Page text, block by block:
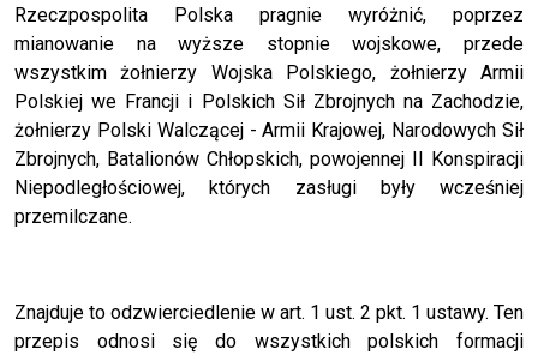
Rzeczpospolita Polska pragnie wyróżnić, poprzez
mianowanie na wyższe stopnie wojskowe, przede
wszystkim żołnierzy Wojska Polskiego, żołnierzy Armii
Polskiej we Francji i Polskich Sił Zbrojnych na Zachodzie,
żołnierzy Polski Walczącej - Armii Krajowej, Narodowych Sił
Zbrojnych, Batalionów Chłopskich, powojennej II Konspiracji
Niepodległościowej, których zasługi były wcześniej
przemilczane.
Znajduje to odzwierciedlenie w art. 1 ust. 2 pkt. 1 ustawy. Ten
przepis odnosi się do wszystkich polskich formacji